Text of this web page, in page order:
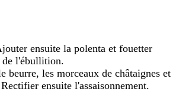
ensuite la polenta et fouetter
de l'ébullition.
les morceaux de châtaignes et
ensuite l'assaisonnement.